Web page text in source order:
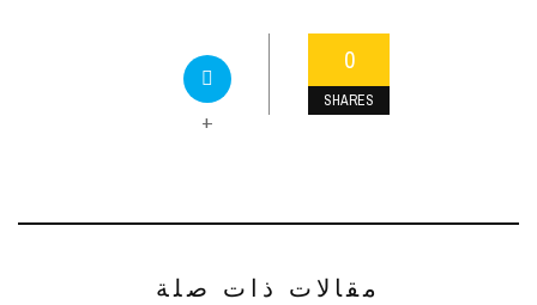
0
SHARES
+
مقالات ذات صلة